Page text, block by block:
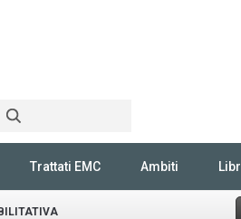
Trattati EMC Ambiti